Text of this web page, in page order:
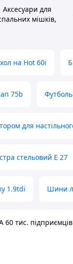
Аксесуари для
мішків,
на Hot 60i
75b
для
стельовий E 27
1.9tdi Шини
тис. підприємців